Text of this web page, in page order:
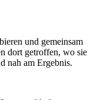
und gemeinsam
dort getroffen, wo sie
nah am Ergebnis.